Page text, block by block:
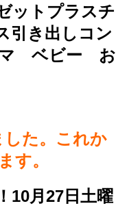
ットプラスチ
引き出しコン
マ ベビー お
した。これか
す。
10月27日土曜